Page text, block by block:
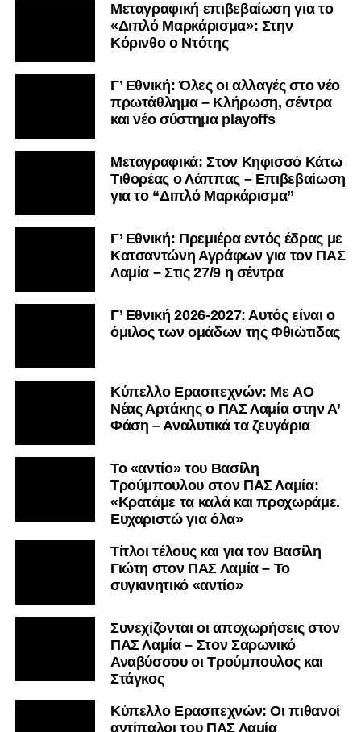
Μεταγραφική επιβεβαίωση για το
«Διπλό Μαρκάρισμα»: Στην
Κόρινθο ο Ντότης
Γ’ Εθνική: Όλες οι αλλαγές στο νέο
πρωτάθλημα – Κλήρωση, σέντρα
και νέο σύστημα playoffs
Μεταγραφικά: Στον Κηφισσό Κάτω
Τιθορέας ο Λάππας – Επιβεβαίωση
για το “Διπλό Μαρκάρισμα”
Γ’ Εθνική: Πρεμιέρα εντός έδρας με
Κατσαντώνη Αγράφων για τον ΠΑΣ
Λαμία – Στις 27/9 η σέντρα
Γ’ Εθνική 2026-2027: Αυτός είναι ο
όμιλος των ομάδων της Φθιώτιδας
Kύπελλο Ερασιτεχνών: Με AO
Nέας Αρτάκης ο ΠΑΣ Λαμία στην Α’
Φάση – Αναλυτικά τα ζευγάρια
Το «αντίο» του Βασίλη
Τρούμπουλου στον ΠΑΣ Λαμία:
«Κρατάμε τα καλά και προχωράμε.
Ευχαριστώ για όλα»
Τίτλοι τέλους και για τον Βασίλη
Γιώτη στον ΠΑΣ Λαμία – Το
συγκινητικό «αντίο»
Συνεχίζονται οι αποχωρήσεις στον
ΠΑΣ Λαμία – Στον Σαρωνικό
Αναβύσσου οι Τρούμπουλος και
Στάγκος
Κύπελλο Ερασιτεχνών: Οι πιθανοί
αντίπαλοι του ΠΑΣ Λαμία